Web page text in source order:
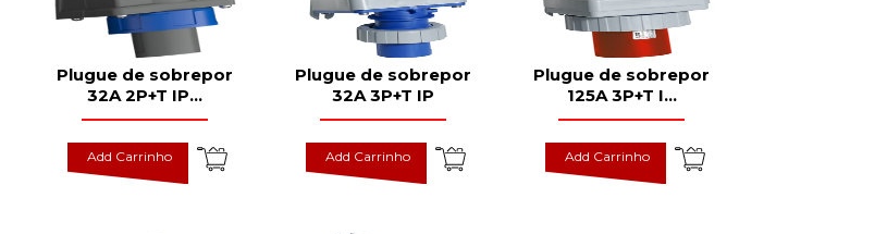
Plugue de sobrepor
32A 2P+T IP...
Add Carrinho
Plugue de sobrepor
32A 3P+T IP
Add Carrinho
Plugue de sobrepor
125A 3P+T I...
Add Carrinho